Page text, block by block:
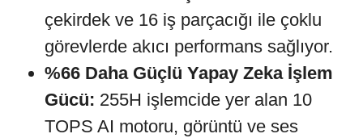
çekirdek ve 16 iş parçacığı ile çoklu
görevlerde akıcı performans sağlıyor.
%66 Daha Güçlü Yapay Zeka İşlem
Gücü: 255H işlemcide yer alan 10
TOPS AI motoru, görüntü ve ses